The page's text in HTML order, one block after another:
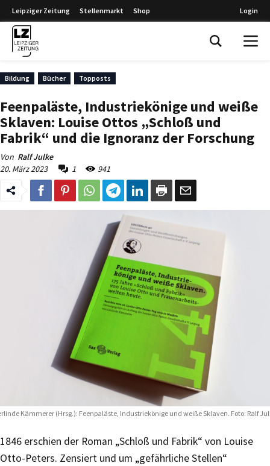
Leipziger Zeitung Stellenmarkt Shop Login
Bildung Bücher Topposts
Feenpaläste, Industriekönige und weiße
Sklaven: Louise Ottos „Schloß und
Fabrik“ und die Ignoranz der Forschung
Von Ralf Julke
20. März 2023
1 941
Kämmerer (Hrsg.): Feenpaläste, Industriekönige und weiße Sklaven. Foto: Ralf
1846 erschien der Roman „Schloß und Fabrik“ von Louise
Otto-Peters. Zensiert und um „gefährliche Stellen“